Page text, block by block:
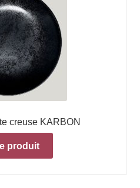
creuse KARBON
produit